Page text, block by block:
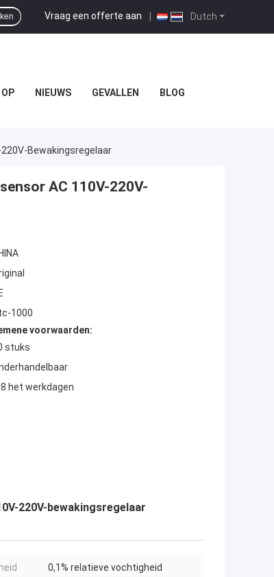
Dutch
Vraag een offerte aan |
NIEUWS GEVALLEN BLOG
Bewakingsregelaar
AC 110V-220V-
1000
voorwaarden:
stuks
het werkdagen
220V-bewakingsregelaar
0,1% relatieve vochtigheid